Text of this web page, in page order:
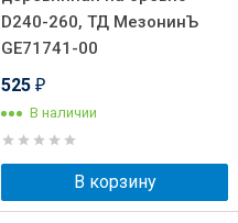
D240-260, ТД МезонинЪ
GE71741-00
525 ₽
В наличии
В корзину